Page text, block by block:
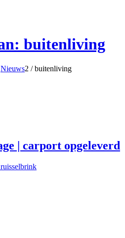
buitenliving
Nieuws2 / buitenliving
| carport opgeleverd